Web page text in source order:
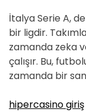
İtalya Serie A,
bir ligdir.
zamanda zeka
çalışır. Bu,
zamanda bir
hipercasino giriş